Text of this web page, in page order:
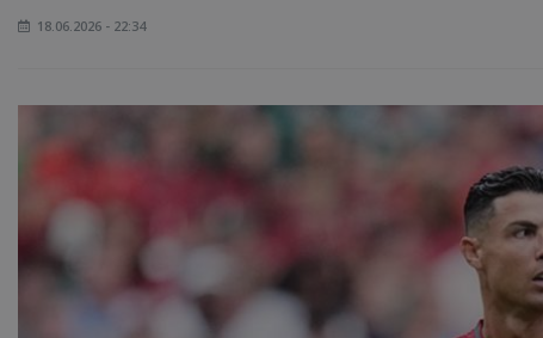
18.06.2026 - 22:34